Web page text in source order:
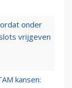
onder
vrijgeven
kansen: